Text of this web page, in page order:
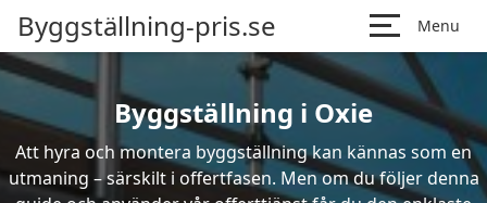
Byggställning-pris.se Menu
Byggställning i Oxie
Att hyra och montera byggställning kan kännas som en
utmaning – särskilt i offertfasen. Men om du följer denna